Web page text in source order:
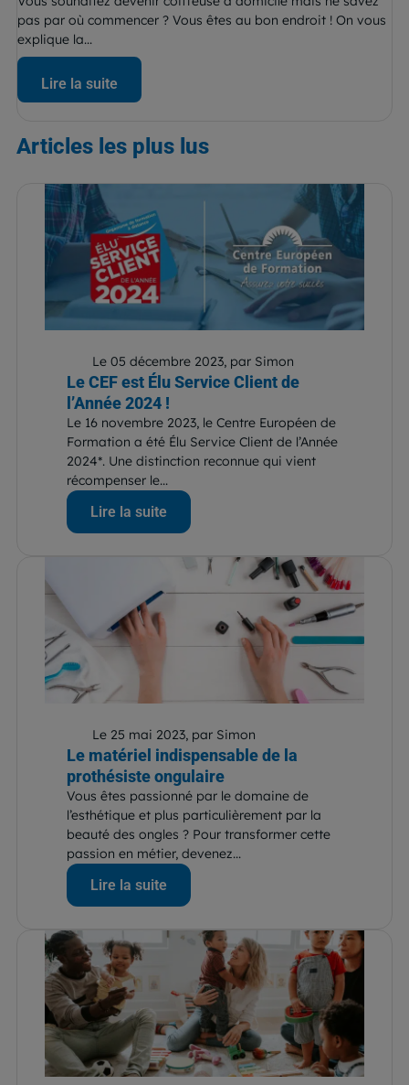
pas par où commencer ? Vous êtes au bon endroit ! On vous
explique la...
Lire la suite
Articles les plus lus
Le 05 décembre 2023, par Simon
Le CEF est Élu Service Client de
l’Année 2024 !
Le 16 novembre 2023, le Centre Européen de
Formation a été Élu Service Client de l’Année
2024*. Une distinction reconnue qui vient
récompenser le...
Lire la suite
Le 25 mai 2023, par Simon
Le matériel indispensable de la
prothésiste ongulaire
Vous êtes passionné par le domaine de
l’esthétique et plus particulièrement par la
beauté des ongles ? Pour transformer cette
passion en métier, devenez...
Lire la suite